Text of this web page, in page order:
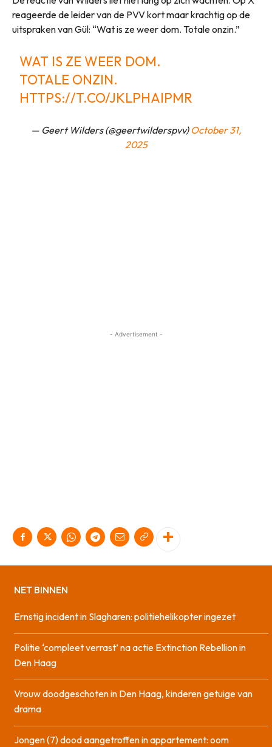
reageerde de leider van de PVV kort maar krachtig op de
uitspraken van Gül: “Wat is ze weer dom. Totale onzin.”
WAT IS ZE WEER DOM.
TOTALE ONZIN.
HTTPS://T.CO/JKLPHAIPMR
— Geert Wilders (@geertwilderspvv) October 31,
2025
- Advertisement -
NET BINNEN
Ernstig incident in Slagharen: politiehelikopter ingezet
Politie ‘compleet verrast’ na actie Extinction Rebellion in
Den Haag
Vrouw doodgeschoten in Den Haag, kinderen getuige van
drama
Jongen (7) dood aangetroffen in appartement: oom